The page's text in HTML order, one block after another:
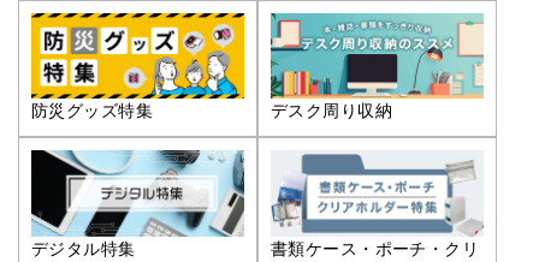
防災グッズ特集 デスク周り収納
デジタル特集
書類ケース・ポーチ・クリ